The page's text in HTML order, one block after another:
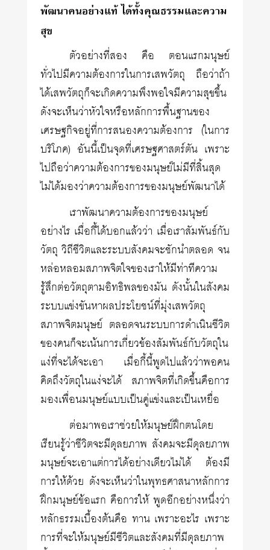
พัฒนาคนอย่างแท้ ได้ทั้งคุณธรรมและความ
สุข
ตัวอย่างที่สอง คือ ตอนแรกมนุษย์
ทั่วไปมีความต้องการในการเสพวัตถุ ถือว่าถ้า
ได้เสพวัตถุก็จะเกิดความพึงพอใจมีความสุขขึ้น
ดังจะเห็นว่าหัวใจหรือหลักการพื้นฐานของ
เศรษฐกิจอยู่ที่การสนองความต้องการ (ในการ
บริโภค) อันนี้เป็นจุดที่เศรษฐศาสตร์ตัน เพราะ
ไปถือว่าความต้องการของมนุษย์ไม่มีที่สิ้นสุด
ไม่ได้มองว่าความต้องการของมนุษย์พัฒนาได้
เราพัฒนาความต้องการของมนุษย์
อย่างไร เมื่อกี้ได้บอกแล้วว่า เมื่อเราสัมพันธ์กับ
วัตถุ วิถีชีวิตและระบบสังคมจะชักนำตลอด จน
หล่อหลอมสภาพจิตใจของเราให้มีท่าทีความ
รู้สึกต่อวัตถุตามอิทธิพลของมัน ดังนั้นในสังคม
ระบบแข่งขันหาผลประโยชน์ที่มุ่งเสพวัตถุ
สภาพจิตมนุษย์ ตลอดจนระบบการดำเนินชีวิต
ของคนก็จะเน้นการเกี่ยวข้องสัมพันธ์กับวัตถุใน
แง่ที่จะได้จะเอา เมื่อกี้นี้พูดไปแล้วว่าพอคน
คิดถึงวัตถุในแง่จะได้ สภาพจิตที่เกิดขึ้นคือการ
มองเพื่อนมนุษย์แบบเป็นคู่แข่งและเป็นเหยื่อ
ต่อมาพอเราช่วยให้มนุษย์ฝึกตนโดย
เรียนรู้ว่าชีวิตจะมีดุลยภาพ สังคมจะมีดุลยภาพ
มนุษย์จะเอาแต่การได้อย่างเดียวไม่ได้ ต้องมี
การให้ด้วย ดังจะเห็นว่าในพุทธศาสนาหลักการ
ฝึกมนุษย์ข้อแรก คือการให้ พูดอีกอย่างหนึ่งว่า
หลักธรรมเบื้องต้นคือ ทาน เพราะอะไร เพราะ
การที่จะให้มนุษย์มีชีวิตและสังคมที่มีดุลยภาพ